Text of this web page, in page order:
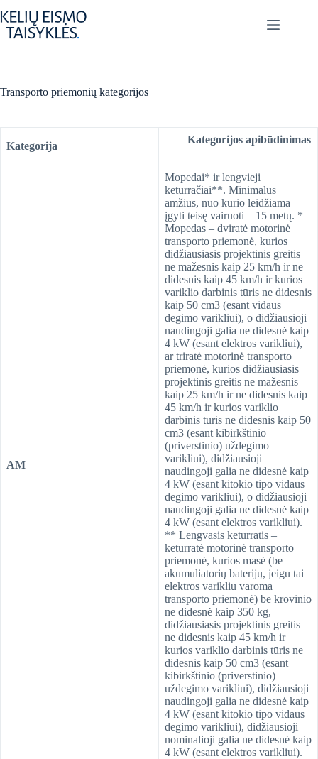
to
content
Transporto priemonių kategorijos
Kategorija
Kategorijos apibūdinimas
AM
Mopedai* ir lengvieji
keturračiai**. Minimalus
amžius, nuo kurio leidžiama
įgyti teisę vairuoti – 15 metų. *
Mopedas – dviratė motorinė
transporto priemonė, kurios
didžiausiasis projektinis greitis
ne mažesnis kaip 25 km/h ir ne
didesnis kaip 45 km/h ir kurios
variklio darbinis tūris ne didesnis
kaip 50 cm3 (esant vidaus
degimo varikliui), o didžiausioji
naudingoji galia ne didesnė kaip
4 kW (esant elektros varikliui),
ar triratė motorinė transporto
priemonė, kurios didžiausiasis
projektinis greitis ne mažesnis
kaip 25 km/h ir ne didesnis kaip
45 km/h ir kurios variklio
darbinis tūris ne didesnis kaip 50
cm3 (esant kibirkštinio
(priverstinio) uždegimo
varikliui), didžiausioji
naudingoji galia ne didesnė kaip
4 kW (esant kitokio tipo vidaus
degimo varikliui), o didžiausioji
naudingoji galia ne didesnė kaip
4 kW (esant elektros varikliui).
** Lengvasis keturratis –
keturratė motorinė transporto
priemonė, kurios masė (be
akumuliatorių baterijų, jeigu tai
elektros varikliu varoma
transporto priemonė) be krovinio
ne didesnė kaip 350 kg,
didžiausiasis projektinis greitis
ne didesnis kaip 45 km/h ir
kurios variklio darbinis tūris ne
didesnis kaip 50 cm3 (esant
kibirkštinio (priverstinio)
uždegimo varikliui), didžiausioji
naudingoji galia ne didesnė kaip
4 kW (esant kitokio tipo vidaus
degimo varikliui), didžiausioji
nominalioji galia ne didesnė kaip
4 kW (esant elektros varikliui).